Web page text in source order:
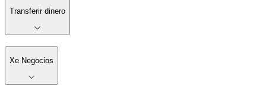
Transferir dinero
Xe Negocios